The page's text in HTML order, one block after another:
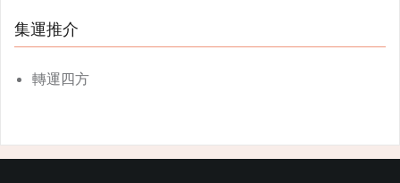
集運推介
轉運四方